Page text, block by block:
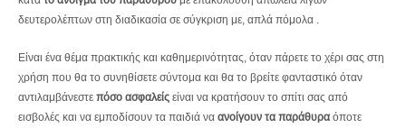
δευτερολέπτων στη διαδικασία σε σύγκριση με, απλά πόμολα .
Είναι ένα θέμα πρακτικής και καθημερινότητας, όταν πάρετε το χέρι σας στη
χρήση που θα το συνηθίσετε σύντομα και θα το βρείτε φανταστικό όταν
αντιλαμβάνεστε πόσο ασφαλείς είναι να κρατήσουν το σπίτι σας από
εισβολές και να εμποδίσουν τα παιδιά να ανοίγουν τα παράθυρα όποτε